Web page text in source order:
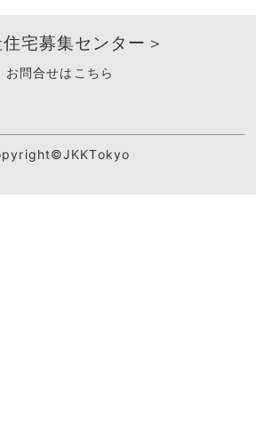
住宅募集センター＞
お問合せはこちら